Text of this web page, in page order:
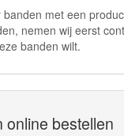
banden met een
nemen wij eerst
banden wilt.
online bestellen